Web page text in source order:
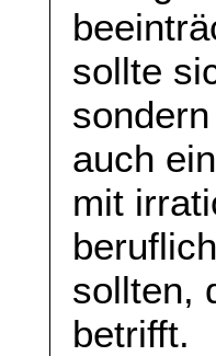
sollte
auch
mit
sollten,
betrifft.